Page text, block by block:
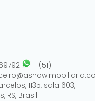
(51)
, 1135, sala 603,
, RS, Brasil